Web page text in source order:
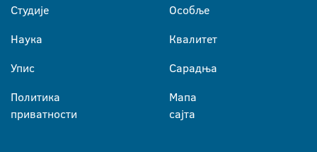
Студије
Наука
Упис
Политика
приватности
Особље
Квалитет
Сарадња
Мапа
сајта